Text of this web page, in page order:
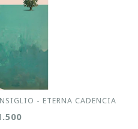
- ETERNA CADENCIA